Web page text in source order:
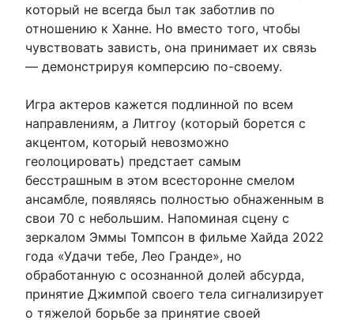
который не всегда был так заботлив по
отношению к Ханне. Но вместо того, чтобы
чувствовать зависть, она принимает их связь
— демонстрируя комперсию по-своему.
Игра актеров кажется подлинной по всем
направлениям, а Литгоу (который борется с
акцентом, который невозможно
геолоцировать) предстает самым
бесстрашным в этом всесторонне смелом
ансамбле, появляясь полностью обнаженным в
свои 70 с небольшим. Напоминая сцену с
зеркалом Эммы Томпсон в фильме Хайда 2022
года «Удачи тебе, Лео Гранде», но
обработанную с осознанной долей абсурда,
принятие Джимпой своего тела сигнализирует
о тяжелой борьбе за принятие своей